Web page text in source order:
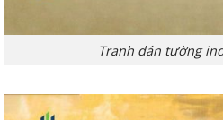
Tranh dán tường